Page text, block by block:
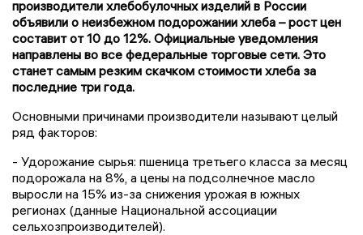
производители хлебобулочных изделий в России
объявили о неизбежном подорожании хлеба – рост цен
составит от 10 до 12%. Официальные уведомления
направлены во все федеральные торговые сети. Это
станет самым резким скачком стоимости хлеба за
последние три года.
Основными причинами производители называют целый
ряд факторов:
- Удорожание сырья: пшеница третьего класса за месяц
подорожала на 8%, а цены на подсолнечное масло
выросли на 15% из-за снижения урожая в южных
регионах (данные Национальной ассоциации
сельхозпроизводителей).